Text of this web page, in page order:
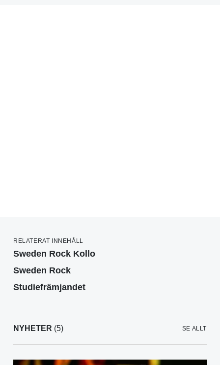
RELATERAT INNEHÅLL
Sweden Rock Kollo
Sweden Rock
Studiefrämjandet
NYHETER (5) SE ALLT